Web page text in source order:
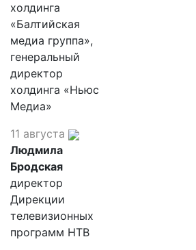
холдинга
«Балтийская
медиа группа»,
генеральный
директор
холдинга «Ньюс
Медиа»
11 августа
Людмила
Бродская
директор
Дирекции
телевизионных
программ НТВ